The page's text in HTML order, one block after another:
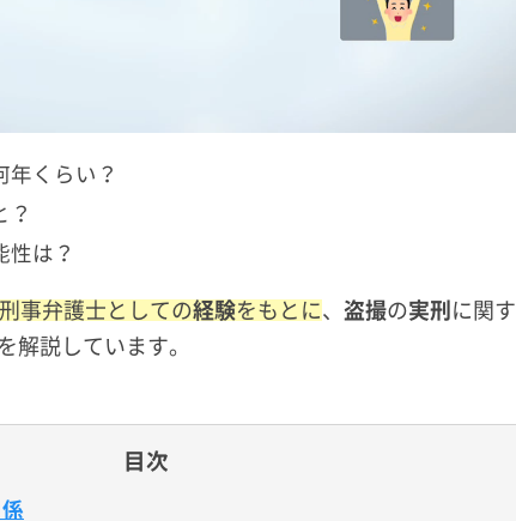
年くらい？
？
性は？
事弁護士としての経験をもとに、 盗撮の実刑 に関す
解説しています。
目次